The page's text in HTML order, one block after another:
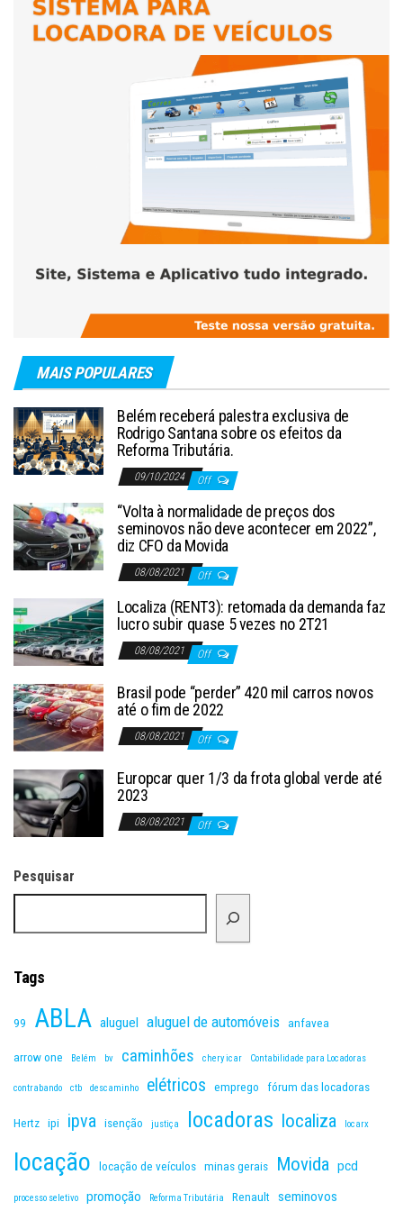
MAIS POPULARES
Belém receberá palestra exclusiva de
Rodrigo Santana sobre os efeitos da
Reforma Tributária.
09/10/2024 Off
“Volta à normalidade de preços dos
seminovos não deve acontecer em 2022”,
diz CFO da Movida
08/08/2021 Off
Localiza (RENT3): retomada da demanda faz
lucro subir quase 5 vezes no 2T21
08/08/2021 Off
Brasil pode “perder” 420 mil carros novos
até o fim de 2022
08/08/2021 Off
Europcar quer 1/3 da frota global verde até
2023
08/08/2021 Off
Pesquisar
Tags
99 ABLA aluguel aluguel de automóveis anfavea
arrow one Belém bv caminhões chery icar Contabilidade para Locadoras
contrabando ctb descaminho elétricos emprego fórum das locadoras
Hertz ipi ipva isenção justiça locadoras localiza locarx
locação locação de veículos minas gerais Movida pcd
processo seletivo promoção Reforma Tributária Renault seminovos